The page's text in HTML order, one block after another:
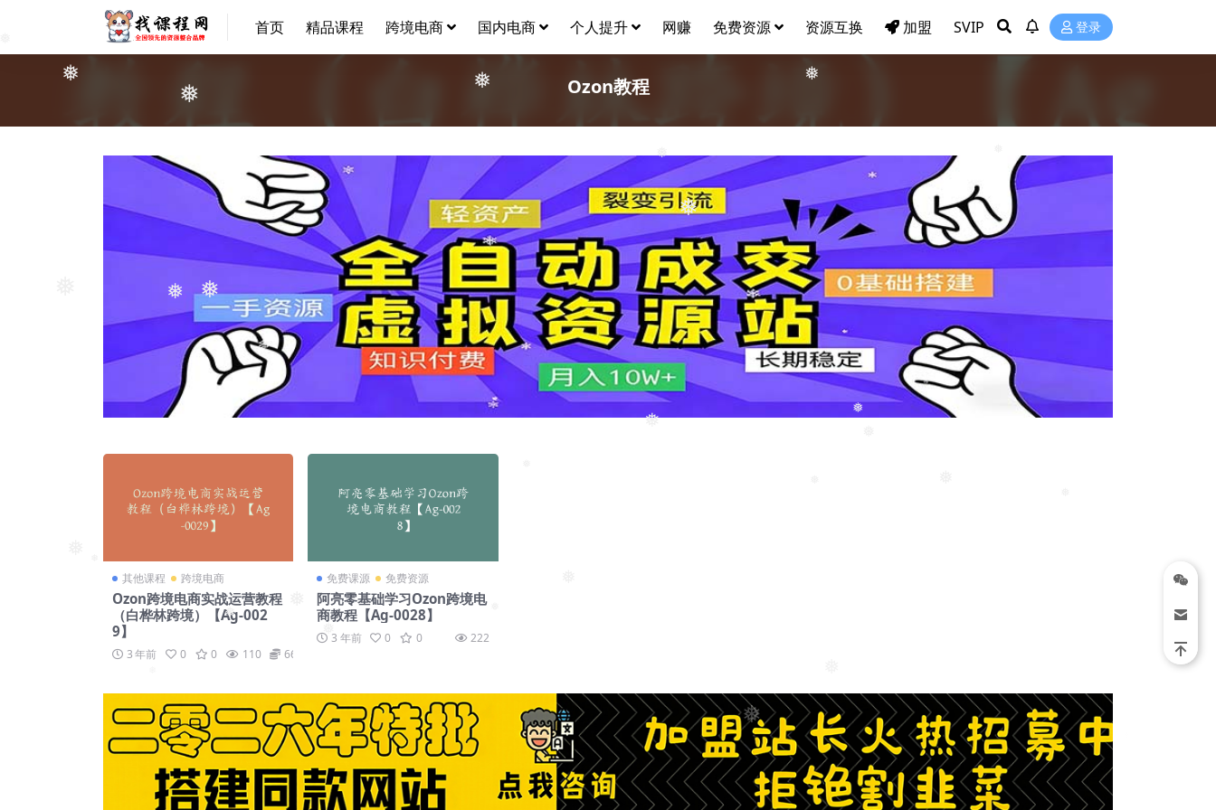
❅
❅
❅
❅
❅
❅
❅ ❅
❅
❅
❅
❅
❅
首页 精品课程 跨境电商 国内电商 个人提升 网赚 免费资源 资源互换 加盟 SVIP 登录
Ozon教程
其他课程 跨境电商
Ozon跨境电商实战运营教程
（白桦林跨境）【Ag-002
9】
3 年前 0 0 110 66
免费课源 免费资源
阿亮零基础学习Ozon跨境电
商教程【Ag-0028】
3 年前 0 0 222